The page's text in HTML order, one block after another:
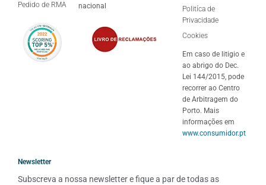
Pedido de RMA
nacional
Politíca de
Privacidade
Cookies
Em caso de litigio e
ao abrigo do Dec.
Lei 144/2015, pode
recorrer ao Centro
de Arbitragem do
Porto. Mais
informações em
www.consumidor.pt
Newsletter
Subscreva a nossa newsletter e fique a par de todas as